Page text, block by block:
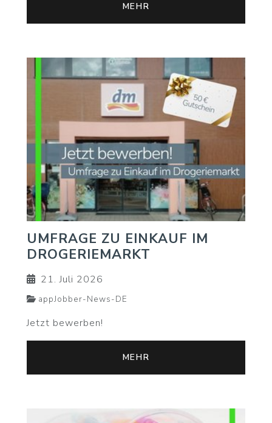
MEHR
UMFRAGE ZU EINKAUF IM
DROGERIEMARKT
21. Juli 2026
appJobber-News-DE
Jetzt bewerben!
MEHR